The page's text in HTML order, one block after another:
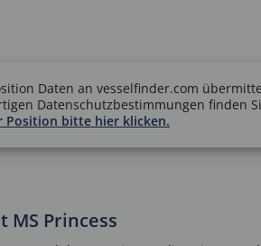
Daten an vesselfinder.com
Datenschutzbestimmungen finden
Position bitte hier klicken.
MS Princess